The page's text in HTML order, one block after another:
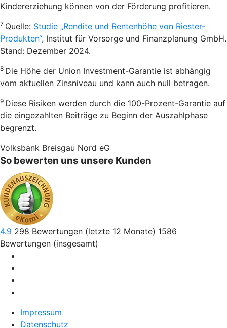
Kindererziehung können von der Förderung profitieren.
7 Quelle: Studie „Rendite und Rentenhöhe von Riester-
Produkten“, Institut für Vorsorge und Finanzplanung GmbH.
Stand: Dezember 2024.
8 Die Höhe der Union Investment-Garantie ist abhängig
vom aktuellen Zinsniveau und kann auch null betragen.
9 Diese Risiken werden durch die 100-Prozent-Garantie auf
die eingezahlten Beiträge zu Beginn der Auszahlphase
begrenzt.
Volksbank Breisgau Nord eG
So bewerten uns unsere Kunden
4.9 298 Bewertungen (letzte 12 Monate) 1586
Bewertungen (insgesamt)
Impressum
Datenschutz